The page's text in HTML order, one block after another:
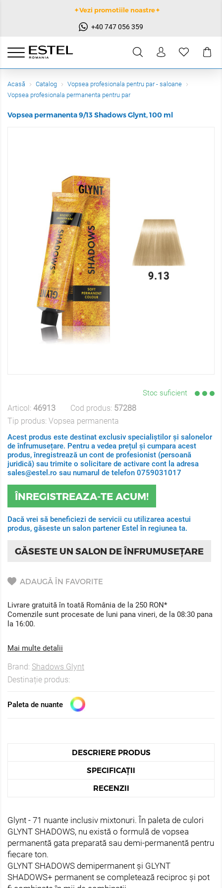
✦Vezi promotiile noastre✦
+40 747 056 359
Acasă Catalog
Vopsea profesionala pentru par - saloane
Vopsea profesionala permanenta pentru par
Vopsea permanenta 9/13 Shadows Glynt, 100 ml
Stoc suficient
Articol: 46913 Cod produs: 57288
Tip produs: Vopsea permanenta
Acest produs este destinat exclusiv specialiștilor și salonelor
de înfrumusețare. Pentru a vedea prețul și cumpara acest
produs, înregistrează un cont de profesionist (persoană
juridică) sau trimite o solicitare de activare cont la adresa
sales@estel.ro sau numarul de telefon 0759031017
ÎNREGISTREAZA-TE ACUM!
Dacă vrei să beneficiezi de servicii cu utilizarea acestui
produs, găseste un salon partener Estel în regiunea ta.
GĂSESTE UN SALON DE ÎNFRUMUSEȚARE
ADAUGĂ ÎN FAVORITE
Livrare gratuită în toată România de la 250 RON*
Comenzile sunt procesate de luni pana vineri, de la 08:30 pana
la 16:00.
Mai multe detalii
Brand: Shadows Glynt
Destinație produs:
Paleta de nuante
DESCRIERE PRODUS
SPECIFICAȚII
RECENZII
Glynt - 71 nuante inclusiv mixtonuri. În paleta de culori
GLYNT SHADOWS, nu există o formulă de vopsea
permanentă gata preparată sau demi-permanentă pentru
fiecare ton.
GLYNT SHADOWS demipermanent și GLYNT
SHADOWS+ permanent se completează reciproc și pot